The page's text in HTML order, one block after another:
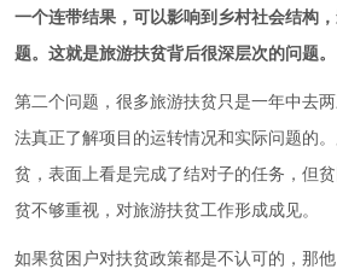
一个连带结果，可以影响到乡村社会结构
题。这就是旅游扶贫背后很深层次的问题。
第二个问题，很多旅游扶贫只是一年中去
法真正了解项目的运转情况和实际问题的
贫，表面上看是完成了结对子的任务，但
贫不够重视，对旅游扶贫工作形成成见。
如果贫困户对扶贫政策都是不认可的，那